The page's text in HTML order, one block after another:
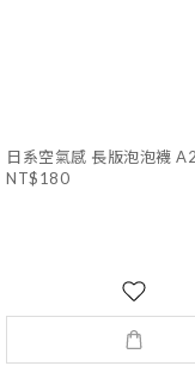
日系空氣感 長版泡泡襪
NT$180